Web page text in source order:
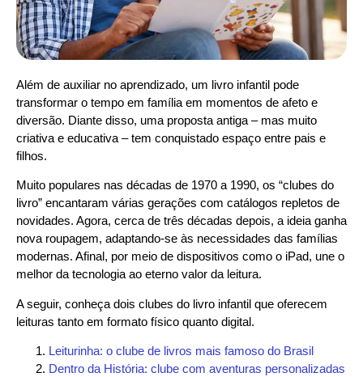
Além de auxiliar no aprendizado, um livro infantil pode
transformar o tempo em família em momentos de afeto e
diversão. Diante disso, uma proposta antiga – mas muito
criativa e educativa – tem conquistado espaço entre pais e
filhos.
Muito populares nas décadas de 1970 a 1990, os “clubes do
livro” encantaram várias gerações com catálogos repletos de
novidades. Agora, cerca de três décadas depois, a ideia ganha
nova roupagem, adaptando-se às necessidades das famílias
modernas. Afinal, por meio de dispositivos como o iPad, une o
melhor da tecnologia ao eterno valor da leitura.
A seguir, conheça dois clubes do livro infantil que oferecem
leituras tanto em formato físico quanto digital.
Leiturinha: o clube de livros mais famoso do Brasil
Dentro da História: clube com aventuras personalizadas